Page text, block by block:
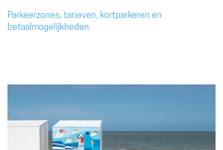
Parkeerzones, tarieven, kortparkeren en
betaalmogelijkheden.